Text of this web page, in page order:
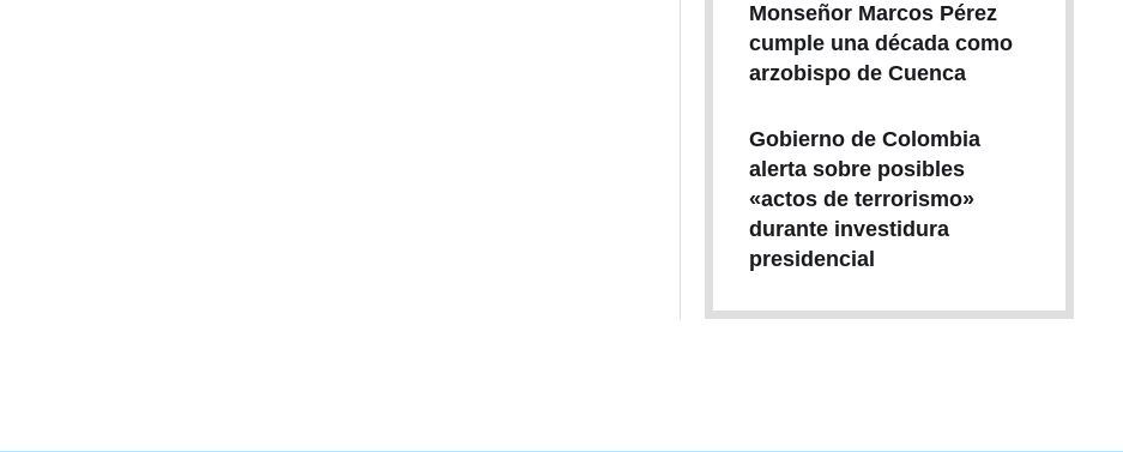
Monseñor Marcos Pérez
cumple una década como
arzobispo de Cuenca
Gobierno de Colombia
alerta sobre posibles
«actos de terrorismo»
durante investidura
presidencial